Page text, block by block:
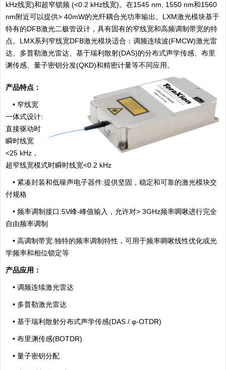
kHz线宽)和超窄锁频 (<0.2 kHz线宽)。在1545 nm, 1550 nm和1560
nm附近可以提供> 40mW的光纤耦合光功率输出。 LXM激光模块基于
特有的DFB激光二极管设计，具有固有的窄线宽和高频调制带宽的特
点。 LMX系列窄线宽DFB激光模块适合：调频连续波(FMCW)激光雷
达、多普勒激光雷达、基于瑞利散射(DAS)的分布式声学传感、布里
渊传感、量子密钥分发(QKD)和精密计量等不同应用。
产品特点：
• 窄线宽
一体式设计:
直接驱动时
瞬时线宽
<25 kHz ，
超窄线宽模式时瞬时线宽<0.2 kHz
• 紧凑封装和低噪声电子器件:提供坚固，稳定和可靠的激光模块交
付规格
• 频率调制接口:5V峰-峰值输入，允许对> 3GHz频率啁啾进行完全
自由频率调制
• 高调制带宽:独特的频率调制特性，可用于频率啁啾线性优化或光
学频率和相位锁定等
产品应用：
• 调频连续激光雷达
• 多普勒激光雷达
• 基于瑞利散射分布式声学传感(DAS / φ-OTDR)
• 布里渊传感(BOTDR)
• 量子密钥分配